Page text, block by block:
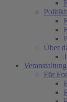
Über
Für